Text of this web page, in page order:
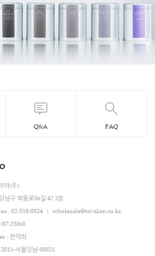
Q&A FAQ
아(주)
남구 학동로56길 47 2층
: 02-518-0824
wholesale@tavalon.co.kr
23065
: 한덕희
서울강남-00821